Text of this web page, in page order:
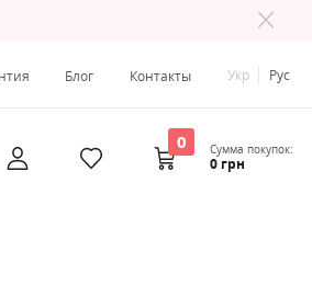
Блог Контакты Укр Рус
0 Сумма покупок:
0 грн